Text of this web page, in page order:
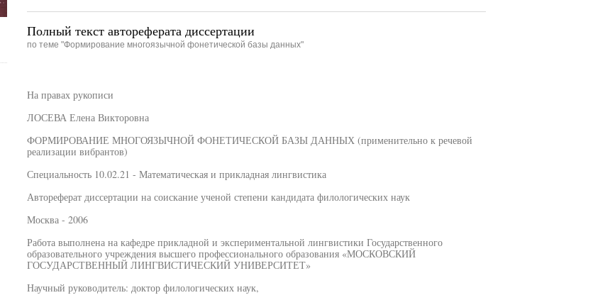
Полный текст автореферата диссертации
по теме "Формирование многоязычной фонетической базы данных"
На правах рукописи
ЛОСЕВА Елена Викторовна
ФОРМИРОВАНИЕ МНОГОЯЗЫЧНОЙ ФОНЕТИЧЕСКОЙ БАЗЫ ДАННЫХ (применительно к речевой
реализации вибрантов)
Специальность 10.02.21 - Математическая и прикладная лингвистика
Автореферат диссертации на соискание ученой степени кандидата филологических наук
Москва - 2006
Работа выполнена на кафедре прикладной и экспериментальной лингвистики Государственного
образовательного учреждения высшего профессионального образования «МОСКОВСКИЙ
ГОСУДАРСТВЕННЫЙ ЛИНГВИСТИЧЕСКИЙ УНИВЕРСИТЕТ»
Научный руководитель: доктор филологических наук,